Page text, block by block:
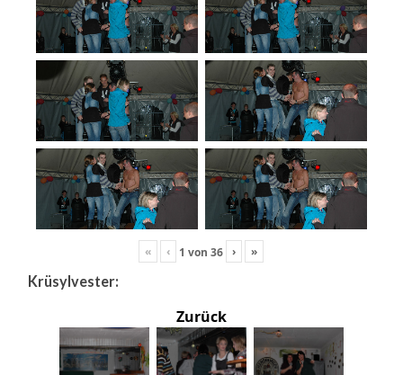
« ‹ 1 von36 › »
Krüsylvester:
Zurück